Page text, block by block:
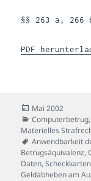
§§ 263 a, 266
PDF
Veröffentlicht
am
Mai 2002
Kategorien
Computerbetrug
Materielles
Schlagwörter
Anwendbarkeit
Betrugsäquivalenz,
Daten,
Geldabheben am